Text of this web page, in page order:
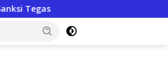
Badan Kehormatan atau Badan